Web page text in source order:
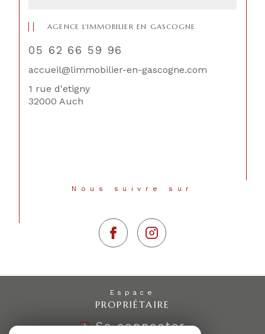
AGENCE L'IMMOBILIER EN GASCOGNE
05 62 66 59 96
accueil@limmobilier-en-gascogne.com
1 rue d'etigny
32000 Auch
Nous suivre sur
Espace
PROPRIÉTAIRE
Se connecter